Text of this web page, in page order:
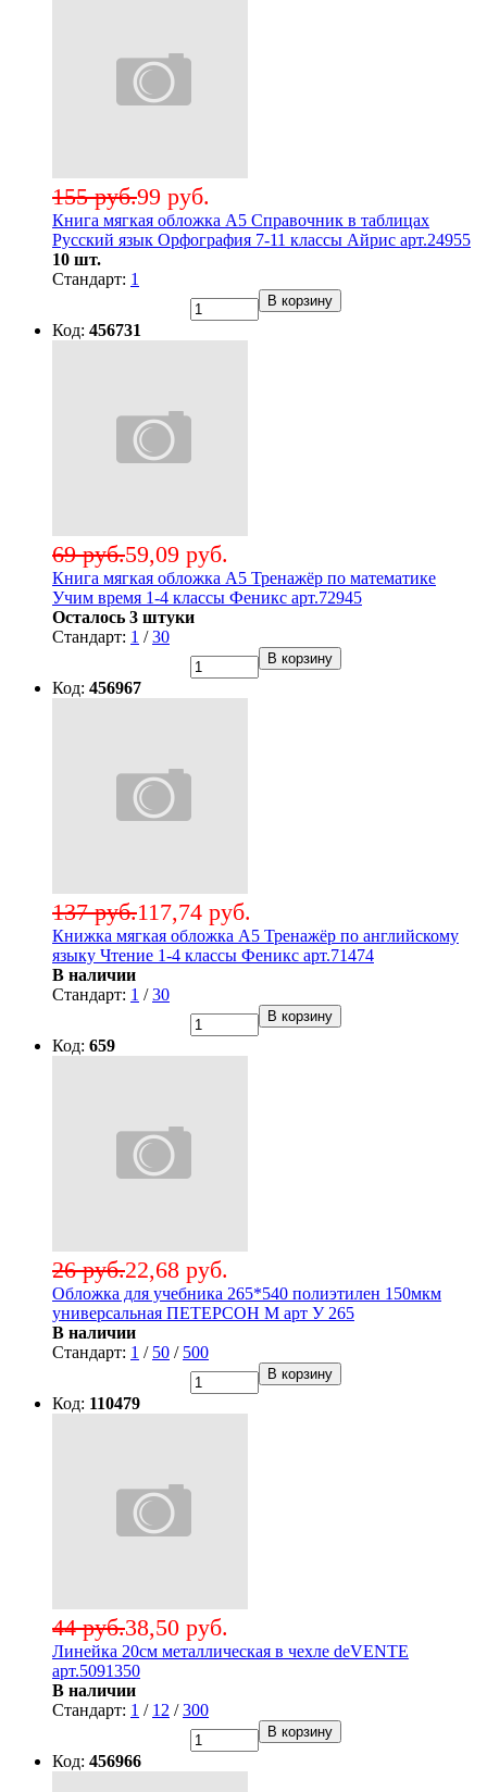
99 руб.
155 руб.
Книга мягкая обложка А5 Справочник в таблицах
Русский язык Орфография 7-11 классы Айрис арт.24955
10 шт.
Стандарт: 1
В корзину
Код: 456731
59,09 руб.
69 руб.
Книга мягкая обложка А5 Тренажёр по математике
Учим время 1-4 классы Феникс арт.72945
Осталось 3 штуки
Стандарт: 1 /30
В корзину
Код: 456967
117,74 руб.
137 руб.
Книжка мягкая обложка А5 Тренажёр по английскому
языку Чтение 1-4 классы Феникс арт.71474
В наличии
Стандарт: 1 /30
В корзину
Код: 659
22,68 руб.
26 руб.
Обложка для учебника 265*540 полиэтилен 150мкм
универсальная ПЕТЕРСОН М арт У 265
В наличии
Стандарт: 1 / 50 / 500
В корзину
Код: 110479
38,50 руб.
44 руб.
Линейка 20см металлическая в чехле deVENTE
арт.5091350
В наличии
Стандарт: 1 / 12 /300
В корзину
Код: 456966